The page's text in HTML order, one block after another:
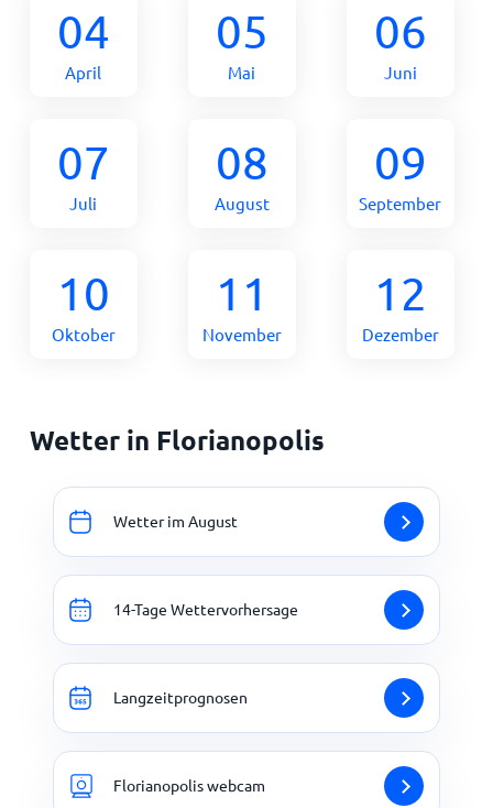
04
April
05
Mai
06
Juni
07
Juli
08
August
09
September
10
Oktober
11
November
12
Dezember
Wetter in Florianopolis
Wetter im August
14-Tage Wettervorhersage
Langzeitprognosen
Florianopolis webcam